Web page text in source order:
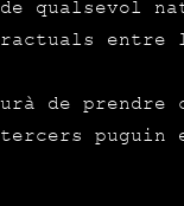
qualsevol
de
puguin